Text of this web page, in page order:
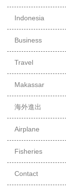
Indonesia
Business
Travel
Makassar
海外進出
Airplane
Fisheries
Contact